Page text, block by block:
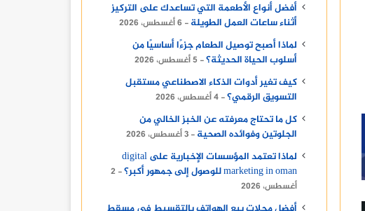
أفضل أنواع الأطعمة التي تساعدك على التركيز
أثناء ساعات العمل الطويلة
6 أغسطس، 2026
لماذا أصبح توصيل الطعام جزءًا أساسيًا من
أسلوب الحياة الحديثة؟
5 أغسطس، 2026
كيف تغير أدوات الذكاء الاصطناعي مستقبل
التسويق الرقمي؟
4 أغسطس، 2026
كل ما تحتاج معرفته عن الخبز الخالي من
الجلوتين وفوائده الصحية
3 أغسطس، 2026
لماذا تعتمد المؤسسات الإخبارية على digital
marketing in oman للوصول إلى جمهور أكبر؟
2
أغسطس، 2026